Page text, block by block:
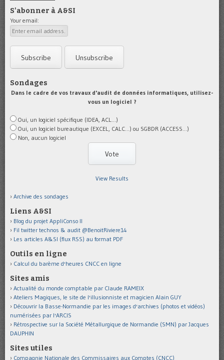
S'abonner à A&SI
Your email:
Sondages
Dans le cadre de vos travaux d'audit de données informatiques, utilisez-
vous un logiciel ?
Oui, un logiciel spécifique (IDEA, ACL...)
Oui, un logiciel bureautique (EXCEL, CALC...) ou SGBDR (ACCESS...)
Non, aucun logiciel
View Results
Archive des sondages
Liens A&SI
Blog du projet AppliConso II
Fil twitter technos & audit @BenoitRiviere14
Les articles A&SI (flux RSS) au format PDF
Outils en ligne
Calcul du barème d'heures CNCC en ligne
Sites amis
Actualité du monde comptable par Claude RAMEIX
Ateliers Magiques, le site de l'illusionniste et magicien Alain GUY
Découvrir la Basse-Normandie par les images d'archives (photos et vidéos)
numérisées par l'ARCIS
Rétrospective sur la Société Métallurgique de Normandie (SMN) par Jacques
DAUPHIN
Sites utiles
Compagnie Nationale des Commissaires aux Comptes (CNCC)